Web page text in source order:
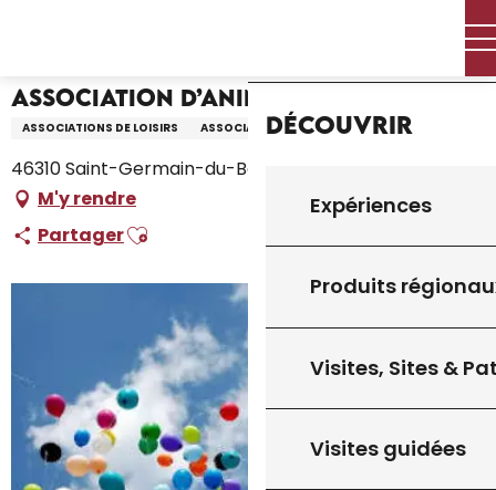
principal
Découvrir
Expériences
Produits
Visites, Sites &
Visites guidées
Association d’Animations
ASSOCIATIONS DE LOISIRS ASSOCIATION
46310 Saint-Germain-du-Bel-Air
M'y rendre
PartagerAjouter aux favoris